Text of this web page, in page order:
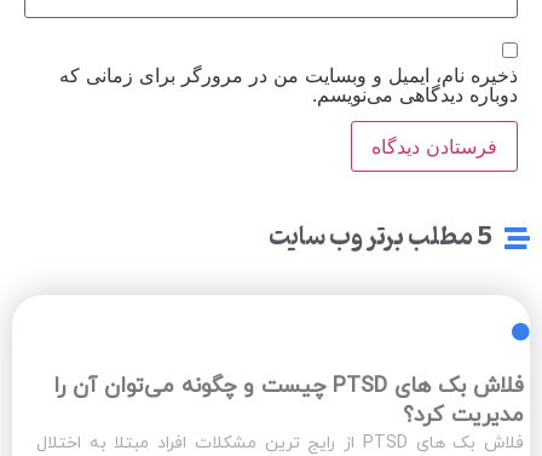
5 مطلب برتر وب سایت
فلاش بک های PTSD چیست و چگونه می‌توان آن‌ را
مدیریت کرد؟
فلاش بک های PTSD از رایج ترین مشکلات افراد مبتلا به اختلال
ذخیره نام، ایمیل و وبسایت من در مرورگر برای زمانی که
دوباره دیدگاهی می‌نویسم.